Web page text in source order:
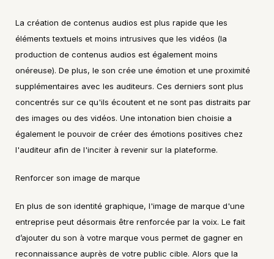
La création de contenus audios est plus rapide que les
éléments textuels et moins intrusives que les vidéos (la
production de contenus audios est également moins
onéreuse). De plus, le son crée une émotion et une proximité
supplémentaires avec les auditeurs. Ces derniers sont plus
concentrés sur ce qu'ils écoutent et ne sont pas distraits par
des images ou des vidéos. Une intonation bien choisie a
également le pouvoir de créer des émotions positives chez
l'auditeur afin de l'inciter à revenir sur la plateforme.
Renforcer son image de marque
En plus de son identité graphique, l'image de marque d'une
entreprise peut désormais être renforcée par la voix. Le fait
d’ajouter du son à votre marque vous permet de gagner en
reconnaissance auprès de votre public cible. Alors que la